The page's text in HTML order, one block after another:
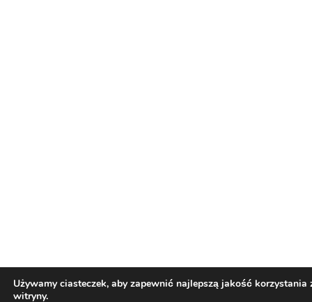
Używamy ciasteczek, aby zapewnić najlepszą jakość korzystania
witryny.